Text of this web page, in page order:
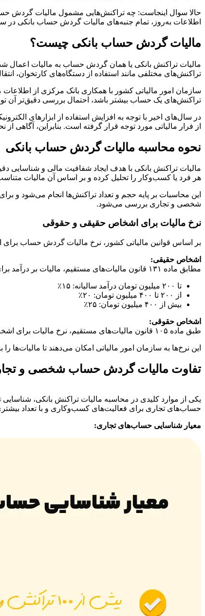
حالا سوال اینجاست: چه تراکنش‌هایی مشمول مالیات گردش
اطلاعات به‌روز، تمام جنبه‌های مالیات گردش حساب بانکی در سال 1404 را بررسی می‌کنیم. اگر می‌خواهید با این قوانین و نحوه محاسبه مالیات آشنا شوید تا انتها همراه
مالیات گردش حساب بانکی چیست؟
مالیات تراکنش بانکی یا همان گردش حساب به مالیات
تراکنش‌های مختلفی مانند استفاده از دستگاه‌های کارتخوان،
سازمان امور مالیاتی کشور با همکاری بانک مرکزی از
تراکنش‌های یک حساب بیشتر باشد، احتمال بررسی دقیق‌تر آن
در سال‌های اخیر با توجه به افزایش استفاده از ابزارهای
از فرار مالیاتی مورد توجه قرار گرفته است. بنابراین،
نحوه محاسبه مالیات گردش حساب بانکی
مالیات تراکنش بانکی با هدف ایجاد شفافیت مالی و شناسایی
هر فرد یا کسب‌وکار را تحلیل کرده و بر اساس آن مالیات
این محاسبات بر پایه حجم و تعداد تراکنش‌ها انجام می‌شود و
شخصی و تجاری بررسی می‌شود.
نرخ مالیات برای اشخاص حقیقی و حقوقی
بر اساس قوانین مالیاتی کشور، نرخ مالیات گردش حساب
اشخاص حقیقی:
مطابق ماده ۱۳۱ قانون مالیات‌های مستقیم، مالیات بر درآمد برای اشخاص حقیقی به‌صورت پلکانی محاسبه می‌شود:
تا ۲۰۰ میلیون تومان درآمد سالیانه: ۱۵٪
از ۲۰۰ تا ۴۰۰ میلیون تومان: ۲۰٪
بیش از ۴۰۰ میلیون تومان: ۲۵٪
اشخاص حقوقی:
طبق ماده ۱۰۵ قانون مالیات‌های مستقیم، نرخ مالیات برای اشخاص حقوقی ثابت بوده و ۲۵٪ از کل درآمد مشمول مالیات را شامل می‌شود.
این نرخ‌ها به سازمان امور مالیاتی امکان می‌دهند تا مالیات‌ها
تفاوت مالیات گردش حساب شخصی و
یکی از موارد کلیدی در محاسبه مالیات تراکنش بانکی،
حساب‌های تجاری برای فعالیت‌های کسب‌وکاری و با تعداد
معیار شناسایی حساب‌های تجاری: